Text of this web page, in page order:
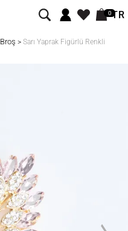
0TR
Broş > Sarı Yaprak Figürlü Renkli